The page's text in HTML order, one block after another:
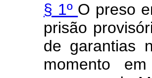
§ 1º O preso
prisão
de garantias
momento